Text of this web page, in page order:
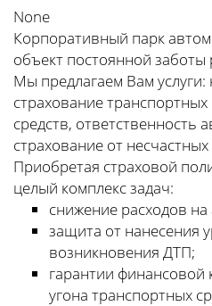
None
Корпоративный парк
объект постоянной заботы
Мы предлагаем Вам услуги:
страхование транспортных
средств, ответственность
страхование от
Приобретая страховой
целый комплекс задач:
снижение расходов
защита от нанесения
возникновения ДТП;
гарантии финансовой
угона транспортных